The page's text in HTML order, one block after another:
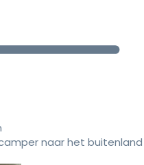
naar het buitenland